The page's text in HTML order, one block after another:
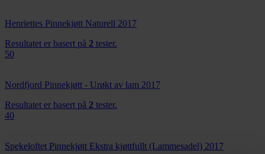
Henriettes Pinnekjøtt Naturell 2017
Resultatet er basert på 2 tester.
50
Nordfjord Pinnekjøtt - Urøkt av lam 2017
Resultatet er basert på 2 tester.
40
Spekeloftet Pinnekjøtt Ekstra kjøttfullt (Lammesadel) 2017